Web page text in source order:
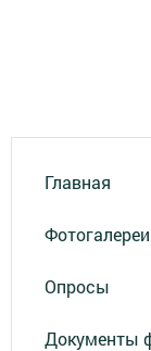
Главная
Фотогалереи
Опросы
Документы